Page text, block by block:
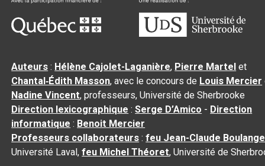
Auteurs : Hélène Cajolet-Laganière, Pierre Martel et
Chantal‑Édith Masson, avec le concours de Louis Mercier
Nadine Vincent, professeurs, Université de Sherbrooke
Direction lexicographique :Serge D’Amico - Direction
informatique : Benoit Mercier
Professeurs collaborateurs :feu Jean-Claude
Université Laval,feu Michel Théoret, Université de